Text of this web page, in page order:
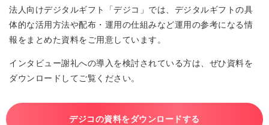
法人向けデジタルギフト「デジコ」では、デジタルギフトの具
体的な活用方法や配布・運用の仕組みなど運用の参考になる情
報をまとめた資料をご用意しています。
インタビュー謝礼への導入を検討されている方は、ぜひ資料を
ダウンロードしてご覧ください。
デジコの資料をダウンロードする